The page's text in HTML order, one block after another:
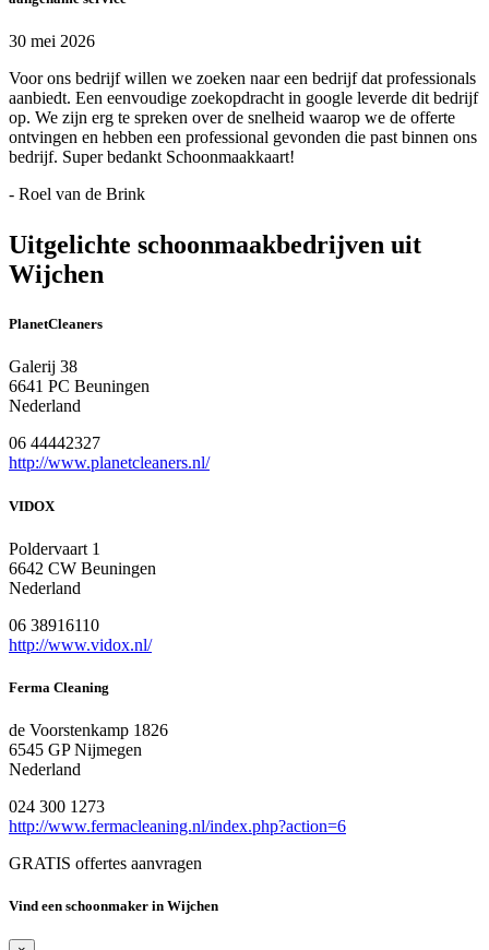
30 mei 2026
Voor ons bedrijf willen we zoeken naar een bedrijf dat professionals
aanbiedt. Een eenvoudige zoekopdracht in google leverde dit bedrijf
op. We zijn erg te spreken over de snelheid waarop we de offerte
ontvingen en hebben een professional gevonden die past binnen ons
bedrijf. Super bedankt Schoonmaakkaart!
- Roel van de Brink
Uitgelichte schoonmaakbedrijven uit
Wijchen
PlanetCleaners
Galerij 38
6641 PC Beuningen
Nederland
06 44442327
http://www.planetcleaners.nl/
VIDOX
Poldervaart 1
6642 CW Beuningen
Nederland
06 38916110
http://www.vidox.nl/
Ferma Cleaning
de Voorstenkamp 1826
6545 GP Nijmegen
Nederland
024 300 1273
http://www.fermacleaning.nl/index.php?action=6
GRATIS offertes aanvragen
Vind een schoonmaker in Wijchen